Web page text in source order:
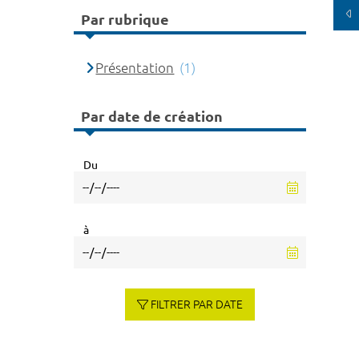
Par rubrique
Présentation (1)
Par date de création
Du
à
FILTRER PAR DATE